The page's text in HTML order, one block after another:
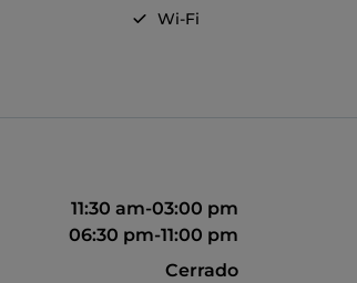
Wi-Fi
11:30 am-03:00 pm
06:30 pm-11:00 pm
Cerrado